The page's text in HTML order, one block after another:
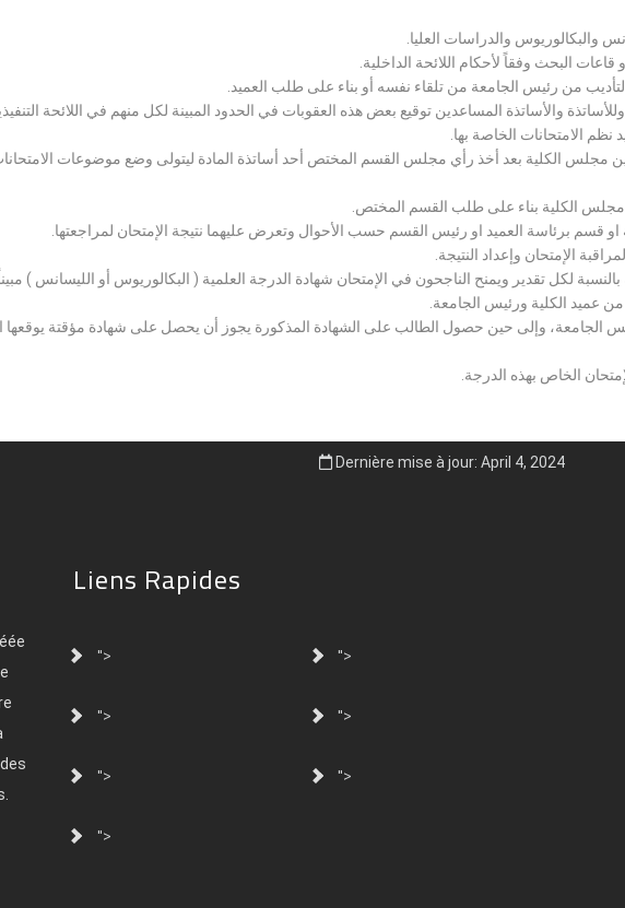
والبكالوريوس والدراسات العليا.
البحث وفقاً لأحكام اللائحة الداخلية.
من رئيس الجامعة من تلقاء نفسه أو بناء على طلب العميد.
والأساتذة المساعدين توقيع بعض هذه العقوبات في الحدود المبينة لكل منهم في اللائحة
نظم الامتحانات الخاصة بها.
مجلس الكلية بعد أخذ رأي مجلس القسم المختص أحد أساتذة المادة ليتولى وضع موضوعات
الكلية بناء على طلب القسم المختص.
قسم برئاسة العميد او رئيس القسم حسب الأحوال وتعرض عليهما نتيجة الإمتحان لمراجعتها.
الإمتحان وإعداد النتيجة.
لكل تقدير ويمنح الناجحون في الإمتحان شهادة الدرجة العلمية ( البكالوريوس أو الليسانس ) مبيناً
عميد الكلية ورئيس الجامعة.
وإلى حين حصول الطالب على الشهادة المذكورة يجوز أن يحصل على شهادة مؤقتة يوقعها
الخاص بهذه الدرجة.
Dernière mise à jour: April 4, 2024
Liens Rapides
"> ">
"> ">
"> ">
">